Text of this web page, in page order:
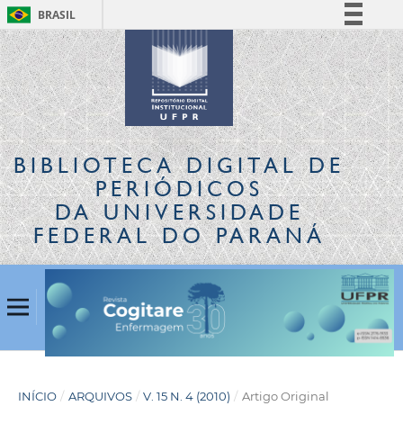
BRASIL
Simplifique!
Comunica BR
Participe
Acesso à informação
Legislação
Canais
BIBLIOTECA DIGITALDE
PERIÓDICOS
DA UNIVERSIDADE
FEDERAL DO PARANÁ
INÍCIO / ARQUIVOS / V. 15 N. 4 (2010) / Artigo Original